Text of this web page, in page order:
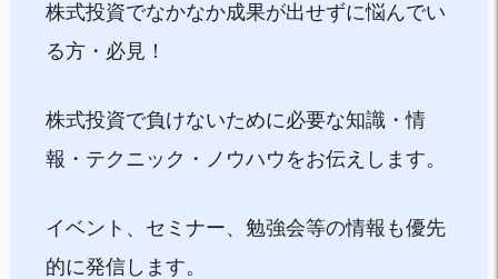
株式投資でなかなか成果が出せずに悩んでい
る方・必見！
株式投資で負けないために必要な知識・情
報・テクニック・ノウハウをお伝えします。
イベント、セミナー、勉強会等の情報も優先
的に発信します。